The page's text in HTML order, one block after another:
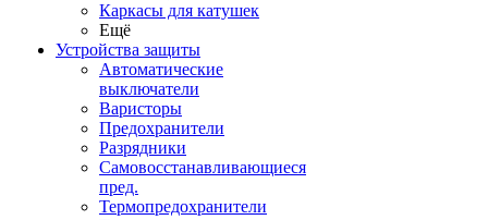
Каркасы для катушек
Ещё
Устройства защиты
Автоматические
выключатели
Варисторы
Предохранители
Разрядники
Самовосстанавливающиеся
пред.
Термопредохранители